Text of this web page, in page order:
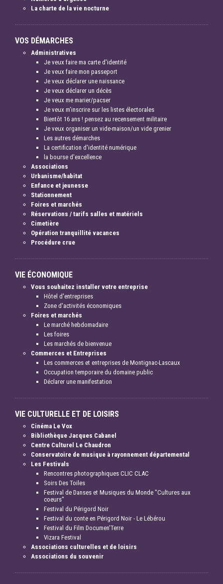
La charte de la vie nocturne
VOS DÉMARCHES
Administratives
Je veux faire ma carte d'identité
Je veux faire mon passeport
Je veux déclarer une naissance
Je veux déclarer un décès
Je veux me marier/pacser
Je veux m'inscrire sur les listes électorales
Bientôt 16 ans ! pensez au recensement militaire
Je veux organiser un vide-maison/un vide grenier
Les autres démarches
La certification d'identité numérique
la bourse d'excellence
Associations
Urbanisme/habitat
Enfance et jeunesse
Stationnement
Foires et marchés
Réservations / tarifs salles et matériels
Cimetière
Opération tranquillité vacances
Procédure crue
VIE ÉCONOMIQUE
Vous souhaitez installer votre entreprise
Hôtel d'entreprises
Zone d'activités économiques
Foires et marchés
Le marché hebdomadaire
Les foires
Les marchés de bienvenue
Commerces et Entreprises
Les commerces et entreprises de Montignac-Lascaux
Occupation temporaire du domaine public
Déclarer une manifestation
VIE CULTURELLE ET DE LOISIRS
Cinéma Le Vox
Bibliothèque Jacques Cabanel
Centre Culturel Le Chaudron
Conservatoire de musique à rayonnement départemental
Les Festivals
Rencontres photographiques CLIC CLAC
Soirs Des Toiles
Festival de Danses et Musiques du Monde "Cultures aux
coeurs"
Festival du Périgord Noir
Festival du conte en Périgord Noir - Le Lébérou
Festival du Film Documen'Terre
Vizara Festival
Associations culturelles et de loisirs
Associations du souvenir